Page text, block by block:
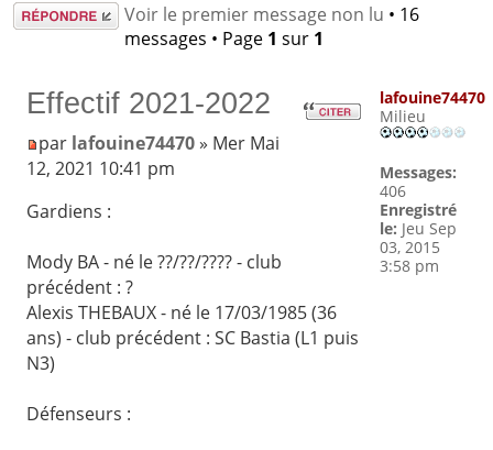
Répondre Voir le premier message non lu • 16
messages • Page 1 sur 1
Effectif 2021-2022
par lafouine74470» Mer Mai
12, 2021 10:41 pm
Gardiens :
Mody BA - né le ??/??/???? - club
précédent : ?
Alexis THEBAUX - né le 17/03/1985 (36
ans) - club précédent : SC Bastia (L1 puis
N3)
Défenseurs :
lafouine74470
Milieu
Messages:
406
Enregistré
le: Jeu Sep
03, 2015
3:58 pm